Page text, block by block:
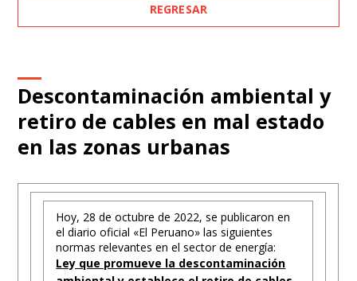
REGRESAR
Descontaminación ambiental y
retiro de cables en mal estado
en las zonas urbanas
Hoy, 28 de octubre de 2022, se publicaron en
el diario oficial «El Peruano» las siguientes
normas relevantes en el sector de energía:
Ley que promueve la descontaminación